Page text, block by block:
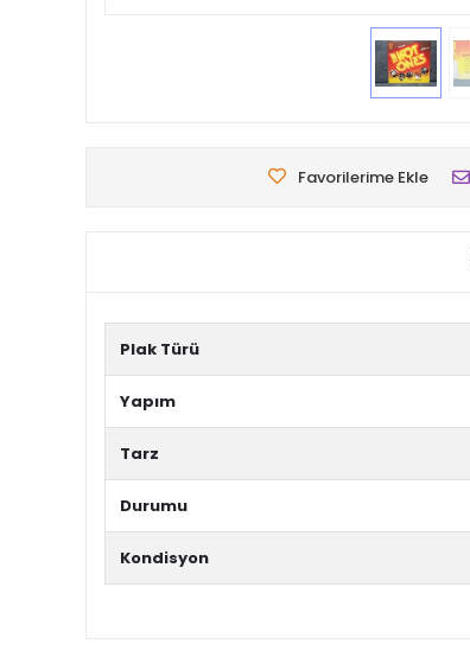
Favorilerime Ekle
Plak Türü
Yapım
Tarz
Durumu
Kondisyon